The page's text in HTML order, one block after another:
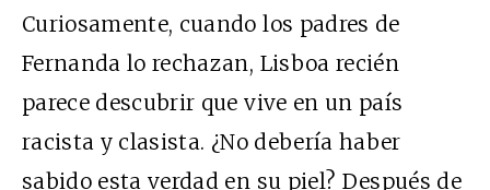
Curiosamente, cuando los padres de
Fernanda lo rechazan, Lisboa recién
parece descubrir que vive en un país
racista y clasista. ¿No debería haber
sabido esta verdad en su piel? Después de